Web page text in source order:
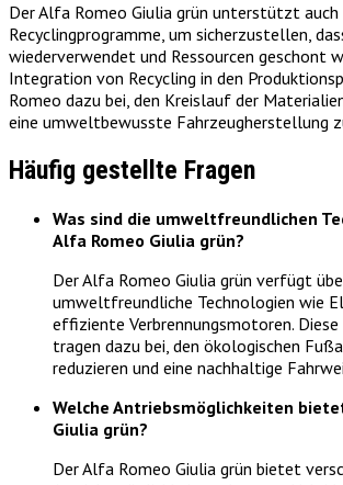
Der Alfa Romeo Giulia grün unterstützt auch
Recyclingprogramme, um sicherzustellen,
wiederverwendet und Ressourcen geschont
Integration von Recycling in den
Romeo dazu bei, den Kreislauf der
eine umweltbewusste Fahrzeugherstellung
Häufig gestellte Fragen
Was sind die umweltfreundlichen
Alfa Romeo Giulia grün?
Der Alfa Romeo Giulia grün verfügt
umweltfreundliche Technologien wie
effiziente Verbrennungsmotoren. Diese
tragen dazu bei, den ökologischen
reduzieren und eine nachhaltige
Welche Antriebsmöglichkeiten
Giulia grün?
Der Alfa Romeo Giulia grün bietet